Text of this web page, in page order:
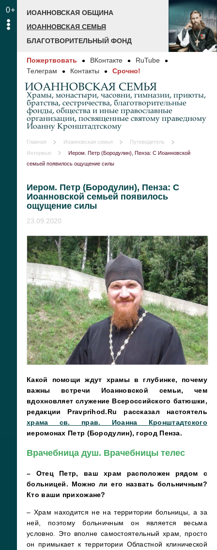
0+
ИОАННОВСКАЯ ОБЩИНА
ИОАННОВСКАЯ СЕМЬЯ
БЛАГОТВОРИТЕЛЬНЫЙ ФОНД
Пожертвовать ВКонтакте
RuTube
Телеграм
Контакты Срочно!
ИОАННОВСКАЯ СЕМЬЯ
Храмы, монастыри, часовни, гимназии, приюты,
братства, сестричества, благотворительные
фонды, общества и иные православные
организации, посвященные святому праведному
Иоанну Кронштадтскому
Главная Иоанновская семья
Путеводитель
Интервью
Иером. Петр (Бородулин), Пенза: С Иоанновской
семьей появилось ощущение силы
Иером. Петр (Бородулин), Пенза: С
Иоанновской семьей появилось
ощущение силы
23.09.2020
Какой помощи ждут храмы в глубинке, почему
важны встречи Иоанновской семьи, чем
вдохновляет служение Всероссийского батюшки,
редакции Pravprihod.Ru рассказал настоятель
храма св. прав. Иоанна Кронштадтского
иеромонах Петр (Бородулин), город Пенза.
Врачебница душ. Врачебницы телес
– Отец Петр, ваш храм расположен рядом с
больницей. Можно ли его назвать больничным?
Кто ваши прихожане?
– Храм находится не на территории больницы, а за
ней, поэтому больничным он является весьма
условно. Это вполне самостоятельный храм, просто
он примыкает к территории Областной клинической